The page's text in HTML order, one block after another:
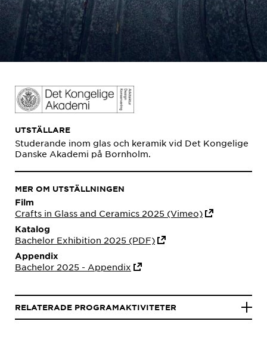
UTSTÄLLARE
Studerande inom glas och keramik vid Det Kongelige
Danske Akademi på Bornholm.
MER OM UTSTÄLLNINGEN
Film
Crafts in Glass and Ceramics 2025 (Vimeo)
Katalog
Bachelor Exhibition 2025 (PDF)
Appendix
Bachelor 2025 - Appendix
RELATERADE PROGRAMAKTIVITETER